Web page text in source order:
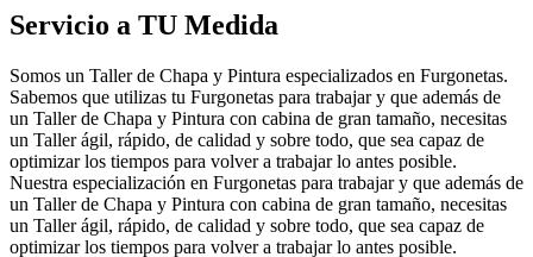
Servicio a TU Medida
Somos un Taller de Chapa y Pintura especializados en Furgonetas.
Sabemos que utilizas tu Furgonetas para trabajar y que además de
un Taller de Chapa y Pintura con cabina de gran tamaño, necesitas
un Taller ágil, rápido, de calidad y sobre todo, que sea capaz de
optimizar los tiempos para volver a trabajar lo antes posible.
Nuestra especialización en Furgonetas para trabajar y que además de
un Taller de Chapa y Pintura con cabina de gran tamaño, necesitas
un Taller ágil, rápido, de calidad y sobre todo, que sea capaz de
optimizar los tiempos para volver a trabajar lo antes posible.